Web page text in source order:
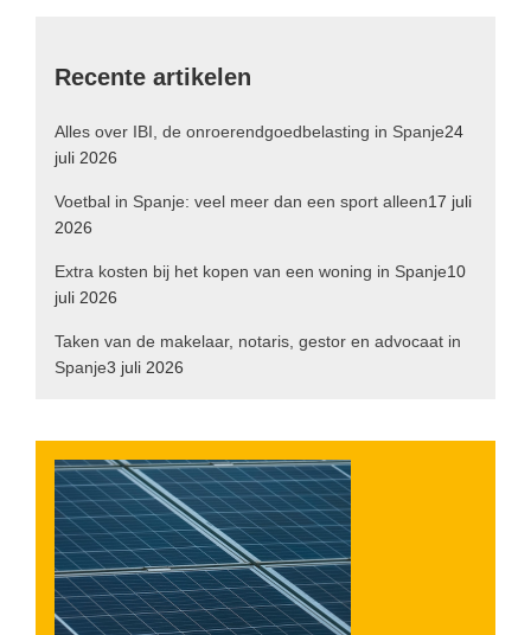
Recente artikelen
Alles over IBI, de onroerendgoedbelasting in Spanje24
juli 2026
Voetbal in Spanje: veel meer dan een sport alleen17 juli
2026
Extra kosten bij het kopen van een woning in Spanje10
juli 2026
Taken van de makelaar, notaris, gestor en advocaat in
Spanje3 juli 2026